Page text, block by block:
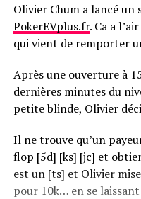
Olivier Chum a lancé un
PokerEVplus.fr. Ca a
qui vient de remporter
Après une ouverture à
dernières minutes du
petite blinde, Olivier
Il ne trouve qu’un
flop [5d] [ks] [jc] et
est un [ts] et Olivier
pour 10k… en se